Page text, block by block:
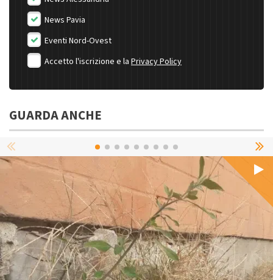
News Pavia
Eventi Nord-Ovest
Accetto l'iscrizione e la Privacy Policy
GUARDA ANCHE